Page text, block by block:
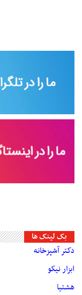
بک لینک ها
دکتر آشپزخانه
ابزار نیکو
هشتیا